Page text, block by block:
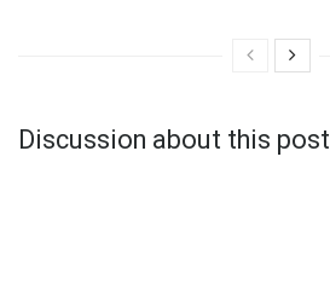
Discussion about this post